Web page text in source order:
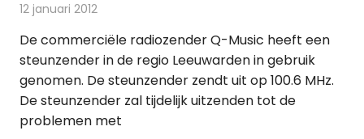
12 januari 2012
De commerciële radiozender Q-Music heeft een
steunzender in de regio Leeuwarden in gebruik
genomen. De steunzender zendt uit op 100.6 MHz.
De steunzender zal tijdelijk uitzenden tot de
problemen met